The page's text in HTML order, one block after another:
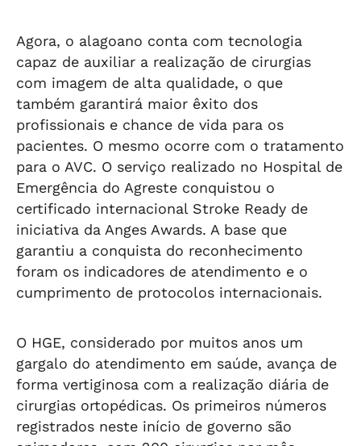
Agora, o alagoano conta com tecnologia
capaz de auxiliar a realização de cirurgias
com imagem de alta qualidade, o que
também garantirá maior êxito dos
profissionais e chance de vida para os
pacientes. O mesmo ocorre com o tratamento
para o AVC. O serviço realizado no Hospital de
Emergência do Agreste conquistou o
certificado internacional Stroke Ready de
iniciativa da Anges Awards. A base que
garantiu a conquista do reconhecimento
foram os indicadores de atendimento e o
cumprimento de protocolos internacionais.
O HGE, considerado por muitos anos um
gargalo do atendimento em saúde, avança de
forma vertiginosa com a realização diária de
cirurgias ortopédicas. Os primeiros números
registrados neste início de governo são